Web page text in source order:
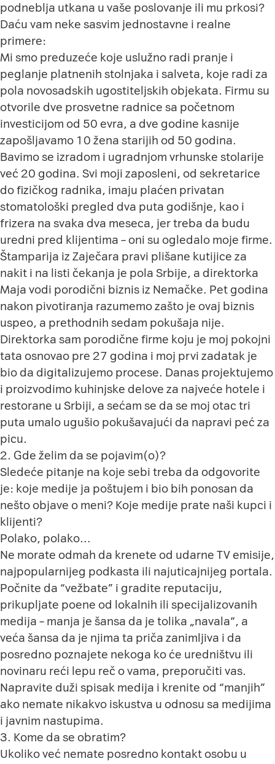
podneblja utkana u vaše poslovanje ili mu prkosi?
Daću vam neke sasvim jednostavne i realne
primere:
Mi smo preduzeće koje uslužno radi pranje i
peglanje platnenih stolnjaka i salveta, koje radi za
pola novosadskih ugostiteljskih objekata. Firmu su
otvorile dve prosvetne radnice sa početnom
investicijom od 50 evra, a dve godine kasnije
zapošljavamo 10 žena starijih od 50 godina.
Bavimo se izradom i ugradnjom vrhunske stolarije
već 20 godina. Svi moji zaposleni, od sekretarice
do fizičkog radnika, imaju plaćen privatan
stomatološki pregled dva puta godišnje, kao i
frizera na svaka dva meseca, jer treba da budu
uredni pred klijentima – oni su ogledalo moje firme.
Štamparija iz Zaječara pravi plišane kutijice za
nakit i na listi čekanja je pola Srbije, a direktorka
Maja vodi porodični biznis iz Nemačke. Pet godina
nakon pivotiranja razumemo zašto je ovaj biznis
uspeo, a prethodnih sedam pokušaja nije.
Direktorka sam porodične firme koju je moj pokojni
tata osnovao pre 27 godina i moj prvi zadatak je
bio da digitalizujemo procese. Danas projektujemo
i proizvodimo kuhinjske delove za najveće hotele i
restorane u Srbiji, a sećam se da se moj otac tri
puta umalo ugušio pokušavajući da napravi peć za
picu.
2. Gde želim da se pojavim(o)?
Sledeće pitanje na koje sebi treba da odgovorite
je: koje medije ja poštujem i bio bih ponosan da
nešto objave o meni? Koje medije prate naši kupci i
klijenti?
Polako, polako…
Ne morate odmah da krenete od udarne TV emisije,
najpopularnijeg podkasta ili najuticajnijeg portala.
Počnite da “vežbate” i gradite reputaciju,
prikupljate poene od lokalnih ili specijalizovanih
medija – manja je šansa da je tolika „navala“, a
veća šansa da je njima ta priča zanimljiva i da
posredno poznajete nekoga ko će uredništvu ili
novinaru reći lepu reč o vama, preporučiti vas.
Napravite duži spisak medija i krenite od “manjih”
ako nemate nikakvo iskustva u odnosu sa medijima
i javnim nastupima.
3. Kome da se obratim?
Ukoliko već nemate posredno kontakt osobu u